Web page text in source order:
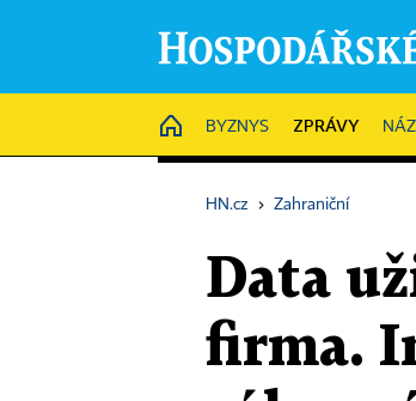
HOME
BYZNYS ZPRÁVY
HN.cz › Zahraniční
Data
firma.